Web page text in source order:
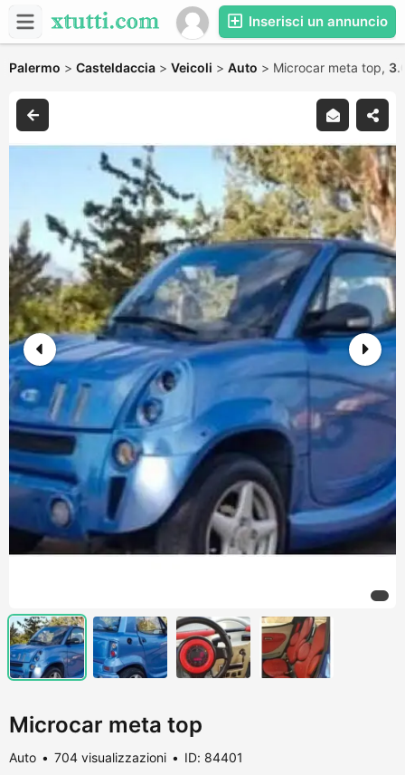
Inserisci un annuncio
Palermo > Casteldaccia > Veicoli > Auto > Microcar meta top,
Microcar meta top
Auto 704 visualizzazioni ID: 84401